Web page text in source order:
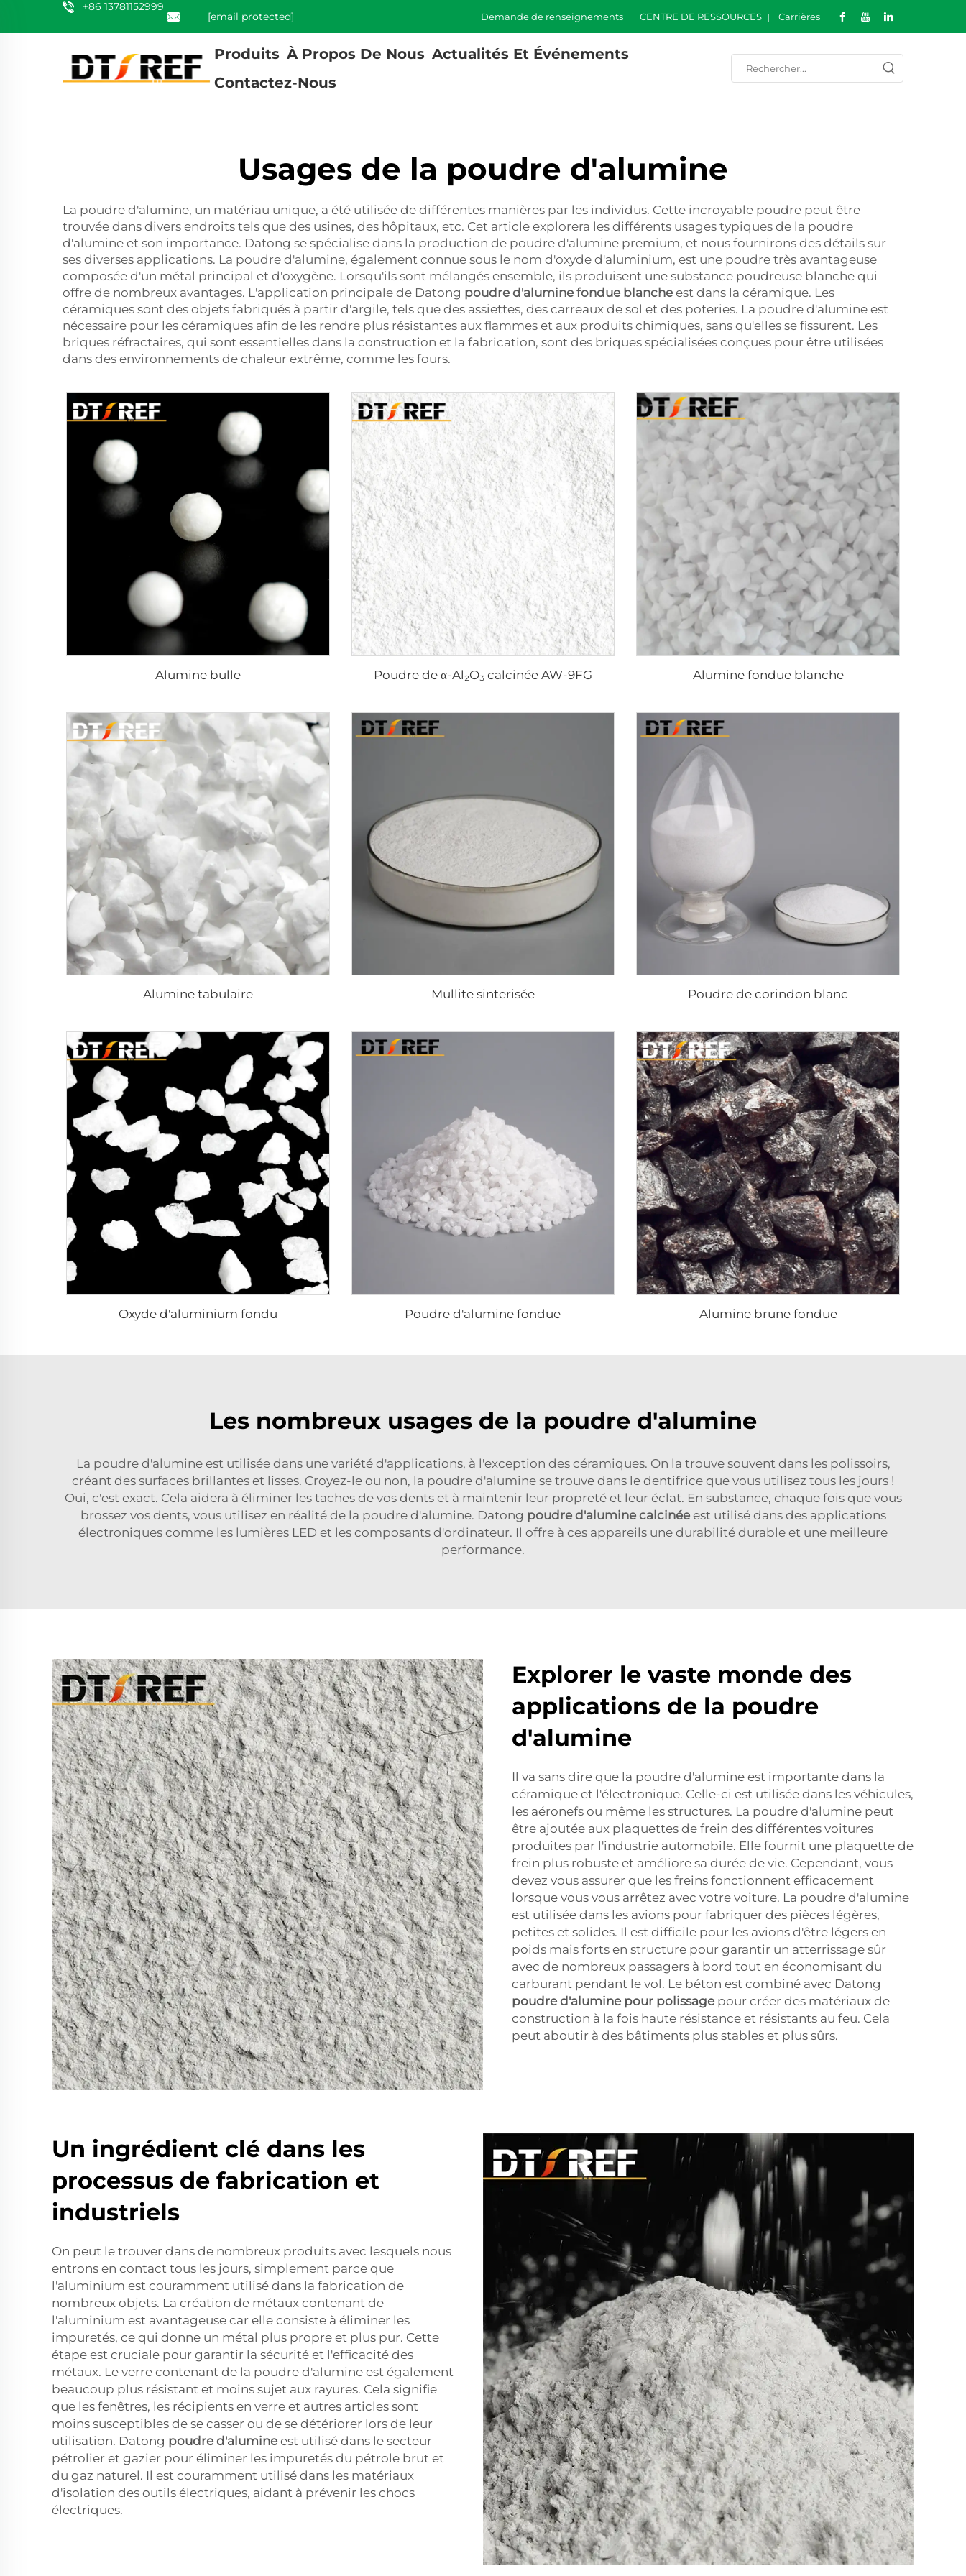
+86 13781152999
[email protected] Demande de renseignements CENTRE DE RESSOURCES Carrières
Produits À Propos De Nous Actualités Et Événements
Contactez-Nous
Usages de la poudre d'alumine
La poudre d'alumine, un matériau unique, a été utilisée de différentes manières par les individus. Cette incroyable poudre peut être
trouvée dans divers endroits tels que des usines, des hôpitaux, etc. Cet article explorera les différents usages typiques de la poudre
d'alumine et son importance. Datong se spécialise dans la production de poudre d'alumine premium, et nous fournirons des détails sur
ses diverses applications. La poudre d'alumine, également connue sous le nom d'oxyde d'aluminium, est une poudre très avantageuse
composée d'un métal principal et d'oxygène. Lorsqu'ils sont mélangés ensemble, ils produisent une substance poudreuse blanche qui
offre de nombreux avantages. L'application principale de Datong poudre d'alumine fondue blanche est dans la céramique. Les
céramiques sont des objets fabriqués à partir d'argile, tels que des assiettes, des carreaux de sol et des poteries. La poudre d'alumine est
nécessaire pour les céramiques afin de les rendre plus résistantes aux flammes et aux produits chimiques, sans qu'elles se fissurent. Les
briques réfractaires, qui sont essentielles dans la construction et la fabrication, sont des briques spécialisées conçues pour être utilisées
dans des environnements de chaleur extrême, comme les fours.
Alumine bulle Poudre de α-Al₂O₃ calcinée AW-9FG Alumine fondue blanche
Alumine tabulaire Mullite sinterisée Poudre de corindon blanc
Oxyde d'aluminium fondu Poudre d'alumine fondue Alumine brune fondue
Les nombreux usages de la poudre d'alumine
La poudre d'alumine est utilisée dans une variété d'applications, à l'exception des céramiques. On la trouve souvent dans les polissoirs,
créant des surfaces brillantes et lisses. Croyez-le ou non, la poudre d'alumine se trouve dans le dentifrice que vous utilisez tous les jours !
Oui, c'est exact. Cela aidera à éliminer les taches de vos dents et à maintenir leur propreté et leur éclat. En substance, chaque fois que vous
brossez vos dents, vous utilisez en réalité de la poudre d'alumine. Datong poudre d'alumine calcinée est utilisé dans des applications
électroniques comme les lumières LED et les composants d'ordinateur. Il offre à ces appareils une durabilité durable et une meilleure
performance.
Explorer le vaste monde des
applications de la poudre
d'alumine
Il va sans dire que la poudre d'alumine est importante dans la
céramique et l'électronique. Celle-ci est utilisée dans les véhicules,
les aéronefs ou même les structures. La poudre d'alumine peut
être ajoutée aux plaquettes de frein des différentes voitures
produites par l'industrie automobile. Elle fournit une plaquette de
frein plus robuste et améliore sa durée de vie. Cependant, vous
devez vous assurer que les freins fonctionnent efficacement
lorsque vous vous arrêtez avec votre voiture. La poudre d'alumine
est utilisée dans les avions pour fabriquer des pièces légères,
petites et solides. Il est difficile pour les avions d'être légers en
poids mais forts en structure pour garantir un atterrissage sûr
avec de nombreux passagers à bord tout en économisant du
carburant pendant le vol. Le béton est combiné avec Datong
poudre d'alumine pour polissage pour créer des matériaux de
construction à la fois haute résistance et résistants au feu. Cela
peut aboutir à des bâtiments plus stables et plus sûrs.
Un ingrédient clé dans les
processus de fabrication et
industriels
On peut le trouver dans de nombreux produits avec lesquels nous
entrons en contact tous les jours, simplement parce que
l'aluminium est couramment utilisé dans la fabrication de
nombreux objets. La création de métaux contenant de
l'aluminium est avantageuse car elle consiste à éliminer les
impuretés, ce qui donne un métal plus propre et plus pur. Cette
étape est cruciale pour garantir la sécurité et l'efficacité des
métaux. Le verre contenant de la poudre d'alumine est également
beaucoup plus résistant et moins sujet aux rayures. Cela signifie
que les fenêtres, les récipients en verre et autres articles sont
moins susceptibles de se casser ou de se détériorer lors de leur
utilisation. Datong poudre d'alumineest utilisé dans le secteur
pétrolier et gazier pour éliminer les impuretés du pétrole brut et
du gaz naturel. Il est couramment utilisé dans les matériaux
d'isolation des outils électriques, aidant à prévenir les chocs
électriques.